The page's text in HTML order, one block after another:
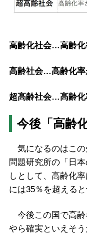
高齢化社会…高齢化
高齢社会…高齢化率
超高齢社会…高齢化
今後「高齢
気になるのはこの
問題研究所の「日
しとして、高齢化
には35％を超えると
今後この国で高齢
やら確実といえそう